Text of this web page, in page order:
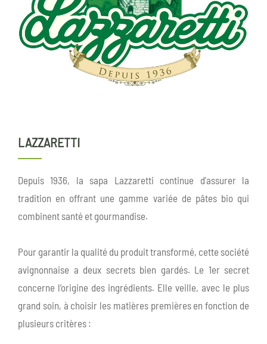
LAZZARETTI
Depuis 1936, la sapa Lazzaretti continue d'assurer la
tradition en offrant une gamme variée de pâtes bio qui
combinent santé et gourmandise.
Pour garantir la qualité du produit transformé, cette société
avignonnaise a deux secrets bien gardés. Le 1er secret
concerne l’origine des ingrédients. Elle veille, avec le plus
grand soin, à choisir les matières premières en fonction de
plusieurs critères :